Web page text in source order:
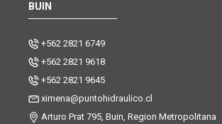
BUIN
+562 2821 6749
+562 2821 9618
+562 2821 9645
ximena@puntohidraulico.cl
Arturo Prat 795, Buin, Region Metropolitana